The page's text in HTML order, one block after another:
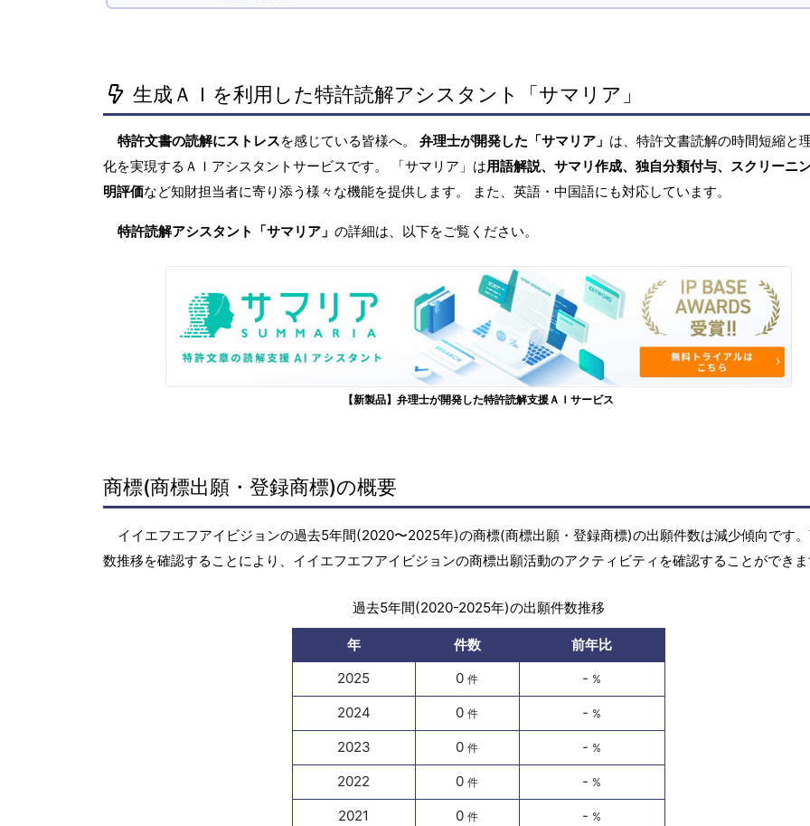
生成ＡＩを利用した特許読解アシスタント「サマリア」
特許文書の読解にストレスを感じている皆様へ。 弁理士が開発した「サマリア」 は、特許文書読解の時間短縮と
化を実現するＡＩアシスタントサービスです。 「サマリア」は用語解説、サマリ作成、独自分類付与、スクリーニ
明評価など知財担当者に寄り添う様々な機能を提供します。 また、英語・中国語にも対応しています。
特許読解アシスタント「サマリア」 の詳細は、以下をご覧ください。
【新製品】弁理士が開発した特許読解支援ＡＩサービス
商標(商標出願・登録商標)の概要
イイエフエフアイビジョンの過去5年間(2020〜2025年)の商標(商標出願・登録商標)の出願件数は減少傾向です
数推移を確認することにより、イイエフエフアイビジョンの商標出願活動のアクティビティを確認することができ
過去5年間(2020-2025年)の出願件数推移
年 件数
前年比
2025
0件 - %
2024 0件 - %
2023 0件 - %
2022 0件 - %
2021 0件 - %